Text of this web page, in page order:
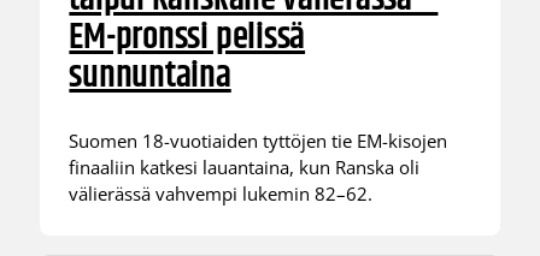
EM-pronssi pelissä
sunnuntaina
Suomen 18-vuotiaiden tyttöjen tie EM-kisojen
finaaliin katkesi lauantaina, kun Ranska oli
välierässä vahvempi lukemin 82–62.